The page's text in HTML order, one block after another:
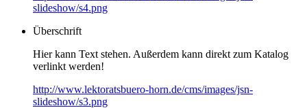
slideshow/s4.png
Überschrift
Hier kann Text stehen. Außerdem kann direkt zum Katalog
verlinkt werden!
http://www.lektoratsbuero-horn.de/cms/images/jsn-
slideshow/s3.png